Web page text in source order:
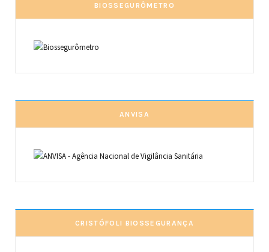
BIOSSEGURÔMETRO
ANVISA
CRISTÓFOLI BIOSSEGURANÇA